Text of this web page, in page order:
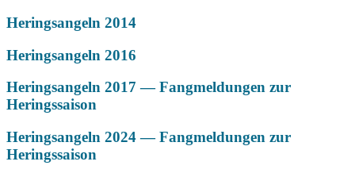
Heringsangeln 2014
Heringsangeln 2016
Heringsangeln 2017 — Fangmeldungen zur
Heringssaison
Heringsangeln 2024 — Fangmeldungen zur
Heringssaison